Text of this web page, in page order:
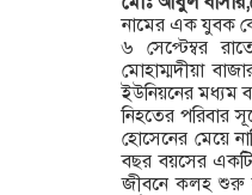
নামের এক যুবক
৬ সেপ্টেম্বর
মোহাম্মদীয়া
ইউনিয়নের মধ্যম
নিহতের পরিবার
হোসেনের মেয়ে
বছর বয়সের একটি
জীবনে কলহ শুরু